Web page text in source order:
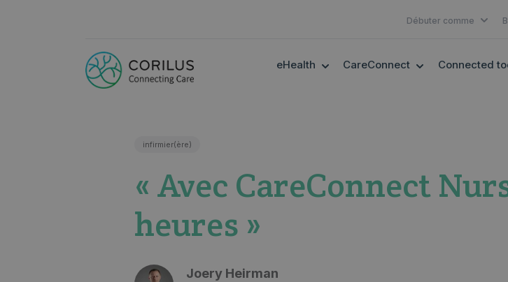
Débuter comme
eHealth SHOW SUBMENU FOR EHEALTH
CareConnect SHOW SUBMENU
Connected
infirmier(ère)
« Avec CareConnect
heures »
Joery Heirman